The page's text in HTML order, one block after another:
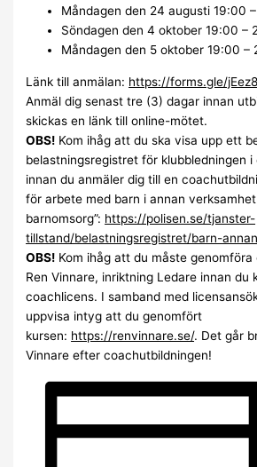
Måndagen den 24 augusti 19:00
Söndagen den 4 oktober 19:00 –
Måndagen den 5 oktober 19:00 –
Länk till anmälan: https://forms.gle/
Anmäl dig senast tre (3) dagar innan
skickas en länk till online-mötet.
OBS! Kom ihåg att du ska visa upp ett
belastningsregistret för klubbledningen i
innan du anmäler dig till en
för arbete med barn i annan
barnomsorg”: https://polisen.se/tjanster-
tillstand/belastningsregistret/barn-
OBS! Kom ihåg att du måste
Ren Vinnare, inriktning Ledare innan du
coachlicens. I samband med
uppvisa intyg att du genomfört
kursen: https://renvinnare.se/. Det går
Vinnare efter coachutbildningen!